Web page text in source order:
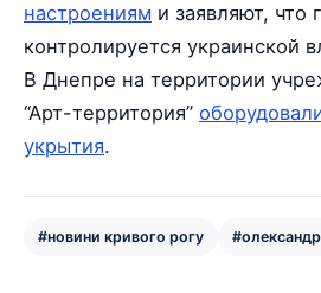
настроениям и заявляют, что
контролируется украинской
В Днепре на территории
“Арт-территория”
укрытия.
#новини кривого рогу #олександр